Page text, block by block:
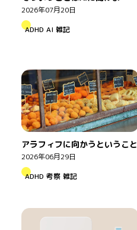
2026年07月20日
ADHD AI 雑記
アラフィフに向かうということ
2026年06月29日
ADHD 考察 雑記